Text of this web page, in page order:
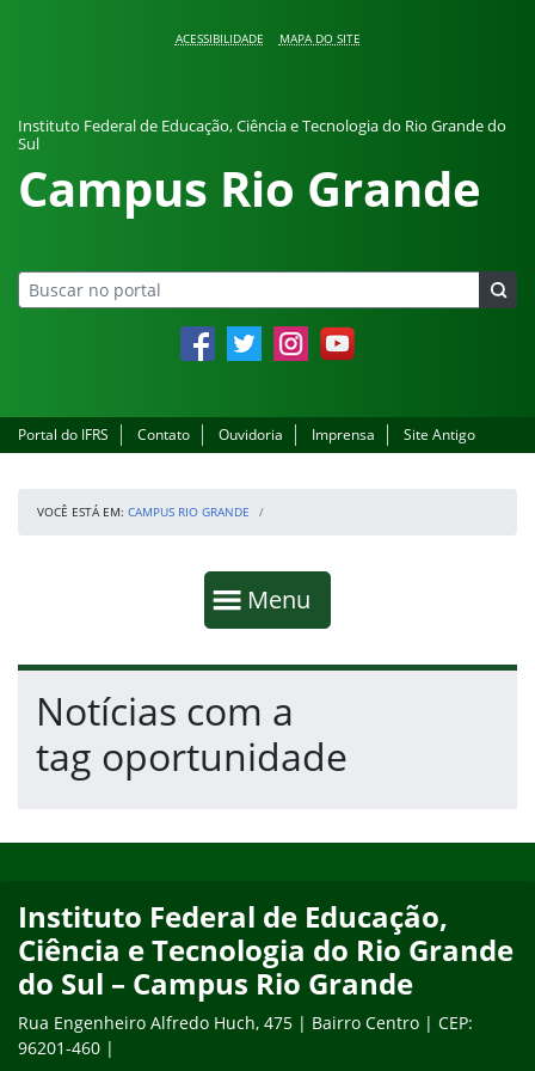
ACESSIBILIDADE MAPA DO SITE
Instituto Federal de Educação, Ciência e Tecnologia do Rio Grande do
Sul
Campus Rio Grande
Facebook Twitter InstagramYouTube
Portal do IFRS Contato Ouvidoria Imprensa Site Antigo
VOCÊ ESTÁ EM: CAMPUS RIO GRANDE
Mostrar
Menu
Fim da navegação
Início do conteúdo
Notícias com a
tag oportunidade
Instituto Federal de Educação,
Ciência e Tecnologia do Rio Grande
do Sul – Campus Rio Grande
Rua Engenheiro Alfredo Huch, 475 | Bairro Centro | CEP:
96201-460 |